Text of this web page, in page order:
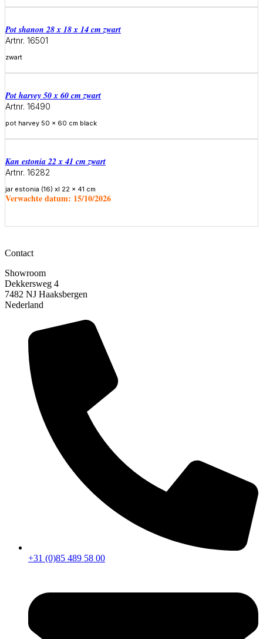
Pot shanon 28 x 18 x 14 cm zwart
Artnr. 16501
zwart
Pot harvey 50 x 60 cm zwart
Artnr. 16490
pot harvey 50 x 60 cm black
Meer informatie
Kan estonia 22 x 41 cm zwart
Artnr. 16282
jar estonia (16) xl 22 x 41 cm
Verwachte datum: 15/10/2026
Contact
Showroom
Dekkersweg 4
7482 NJ Haaksbergen
Nederland
+31 (0)85 489 58 00